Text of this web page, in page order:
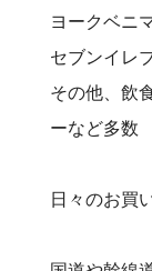
ヨークベニ
セブンイレ
その他、飲
ーなど多数
日々のお買